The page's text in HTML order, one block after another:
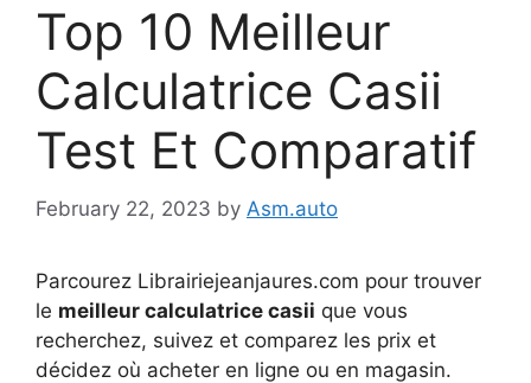
Top 10 Meilleur
Calculatrice Casii
Test Et Comparatif
February 22, 2023 by Asm.auto
Parcourez Librairiejeanjaures.com pour trouver
le meilleur calculatrice casii que vous
recherchez, suivez et comparez les prix et
décidez où acheter en ligne ou en magasin.